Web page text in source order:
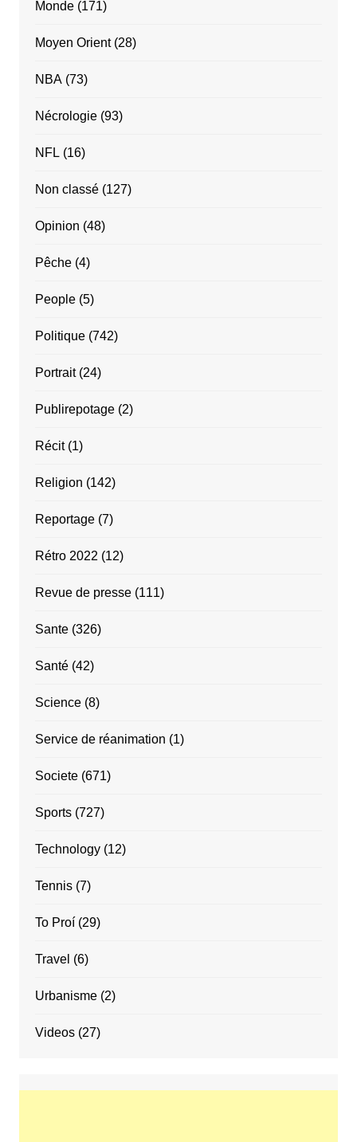
Monde(171)
Moyen Orient(28)
NBA(73)
Nécrologie(93)
NFL (16)
Non classé(127)
Opinion (48)
Pêche(4)
People(5)
Politique(742)
Portrait(24)
Publirepotage(2)
Récit(1)
Religion (142)
Reportage(7)
Rétro 2022 (12)
Revue de presse(111)
Sante(326)
Santé(42)
Science(8)
Service de réanimation (1)
Societe(671)
Sports(727)
Technology(12)
Tennis(7)
To Proí(29)
Travel (6)
Urbanisme(2)
Videos(27)